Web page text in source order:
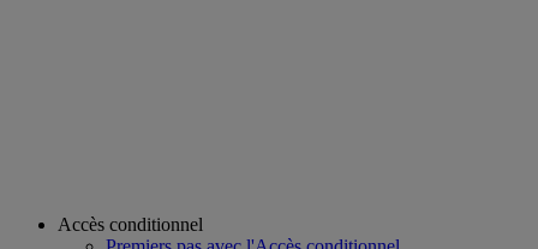
Accès conditionnel